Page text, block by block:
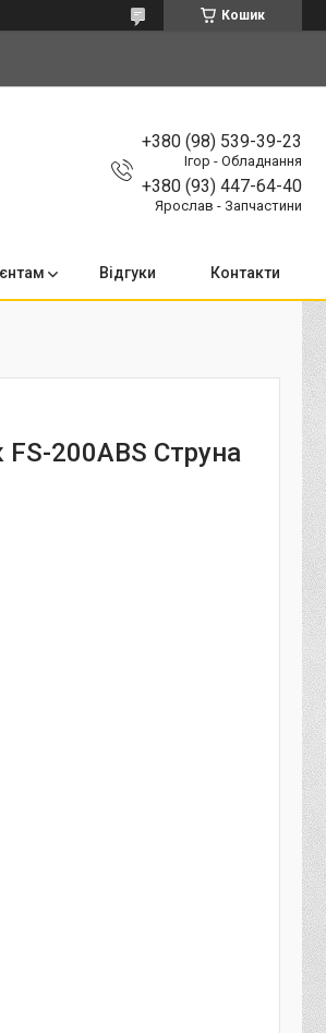
Кошик
+380 (98) 539-39-23
Ігор - Обладнання
+380 (93) 447-64-40
Ярослав - Запчастини
Відгуки Контакти
200ABS Струна